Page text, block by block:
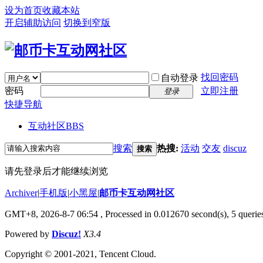
设为首页收藏本站
开启辅助访问 切换到窄版
自动登录 找回密码
密码
登录
立即注册
快捷导航
互动社区BBS
搜索 搜索 热搜: 活动 交友 discuz
请先登录后才能继续浏览
Archiver|手机版|小黑屋|邮币卡互动网社区
GMT+8, 2026-8-7 06:54 , Processed in 0.012670 second(s), 5
Powered by Discuz! X3.4
Copyright © 2001-2021, Tencent Cloud.